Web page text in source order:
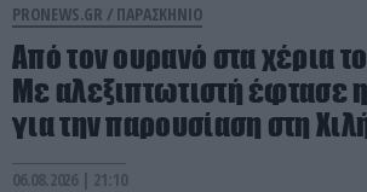
PRONEWS.GR / ΠΑΡΑΣΚΗΝΙΟ
Από τον ουρανό στα χέρια
Με αλεξιπτωτιστή έφτασε
για την παρουσίαση στη
06.08.2026 | 21:10